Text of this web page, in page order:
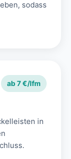
sodass
ab 7 €/lfm
in